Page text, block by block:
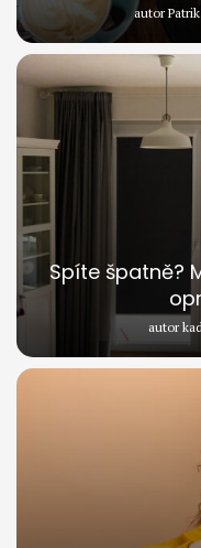
autor
Spíte špatně?
autor